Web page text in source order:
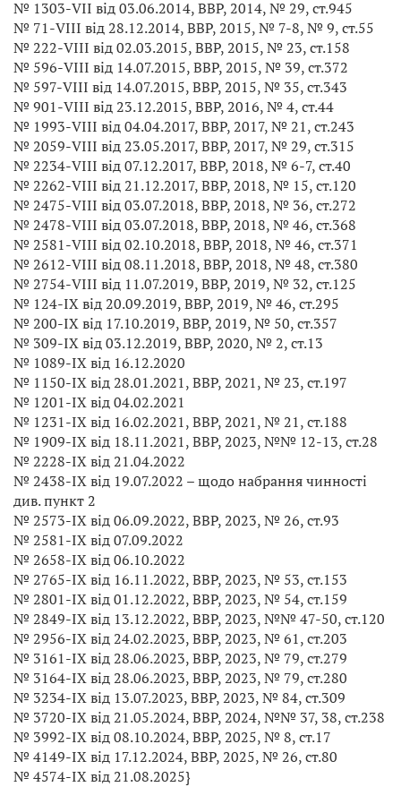
№ 1303-VII від 03.06.2014, ВВР, 2014, № 29, ст.945
№ 71-VIII від 28.12.2014, ВВР, 2015, № 7-8, № 9, ст.55
№ 222-VIII від 02.03.2015, ВВР, 2015, № 23, ст.158
№ 596-VIII від 14.07.2015, ВВР, 2015, № 39, ст.372
№ 597-VIII від 14.07.2015, ВВР, 2015, № 35, ст.343
№ 901-VIII від 23.12.2015, ВВР, 2016, № 4, ст.44
№ 1993-VIII від 04.04.2017, ВВР, 2017, № 21, ст.243
№ 2059-VIII від 23.05.2017, ВВР, 2017, № 29, ст.315
№ 2234-VIII від 07.12.2017, ВВР, 2018, № 6-7, ст.40
№ 2262-VIII від 21.12.2017, ВВР, 2018, № 15, ст.120
№ 2475-VIII від 03.07.2018, ВВР, 2018, № 36, ст.272
№ 2478-VIII від 03.07.2018, ВВР, 2018, № 46, ст.368
№ 2581-VIII від 02.10.2018, ВВР, 2018, № 46, ст.371
№ 2612-VIII від 08.11.2018, ВВР, 2018, № 48, ст.380
№ 2754-VIII від 11.07.2019, ВВР, 2019, № 32, ст.125
№ 124-IX від 20.09.2019, ВВР, 2019, № 46, ст.295
№ 200-IX від 17.10.2019, ВВР, 2019, № 50, ст.357
№ 309-IX від 03.12.2019, ВВР, 2020, № 2, ст.13
№ 1089-IX від 16.12.2020
№ 1150-IX від 28.01.2021, ВВР, 2021, № 23, ст.197
№ 1201-IX від 04.02.2021
№ 1231-IX від 16.02.2021, ВВР, 2021, № 21, ст.188
№ 1909-IX від 18.11.2021, ВВР, 2023, №№ 12-13, ст.28
№ 2228-IX від 21.04.2022
№ 2438-IX від 19.07.2022 – щодо набрання чинності
див. пункт 2
№ 2573-IX від 06.09.2022, ВВР, 2023, № 26, ст.93
№ 2581-IX від 07.09.2022
№ 2658-IX від 06.10.2022
№ 2765-IX від 16.11.2022, ВВР, 2023, № 53, ст.153
№ 2801-IX від 01.12.2022, ВВР, 2023, № 54, ст.159
№ 2849-IX від 13.12.2022, ВВР, 2023, №№ 47-50, ст.120
№ 2956-IX від 24.02.2023, ВВР, 2023, № 61, ст.203
№ 3161-IX від 28.06.2023, ВВР, 2023, № 79, ст.279
№ 3164-IX від 28.06.2023, ВВР, 2023, № 79, ст.280
№ 3234-IX від 13.07.2023, ВВР, 2023, № 84, ст.309
№ 3720-IX від 21.05.2024, ВВР, 2024, №№ 37, 38, ст.238
№ 3992-IX від 08.10.2024, ВВР, 2025, № 8, ст.17
№ 4149-IX від 17.12.2024, ВВР, 2025, № 26, ст.80
№ 4574-IX від 21.08.2025}